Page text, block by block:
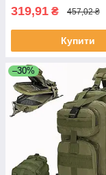
319,91 ₴ 457,02 ₴
Купити
–30%